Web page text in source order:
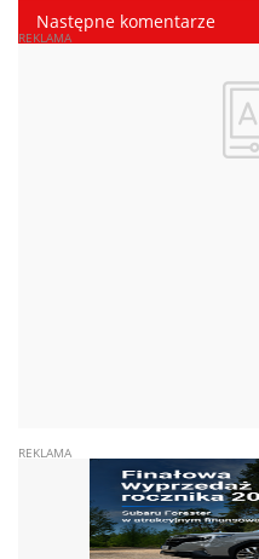
Następne komentarze